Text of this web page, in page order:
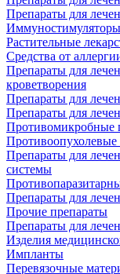
Препараты для
Иммуностимуляторы
Растительные
Средства от
Препараты для
кроветворения
Препараты для
Препараты для
Противомикробные
Противоопухолевые
Препараты для
системы
Препараты для
Прочие препараты
Препараты для
Изделия
Импланты
Перевязочные